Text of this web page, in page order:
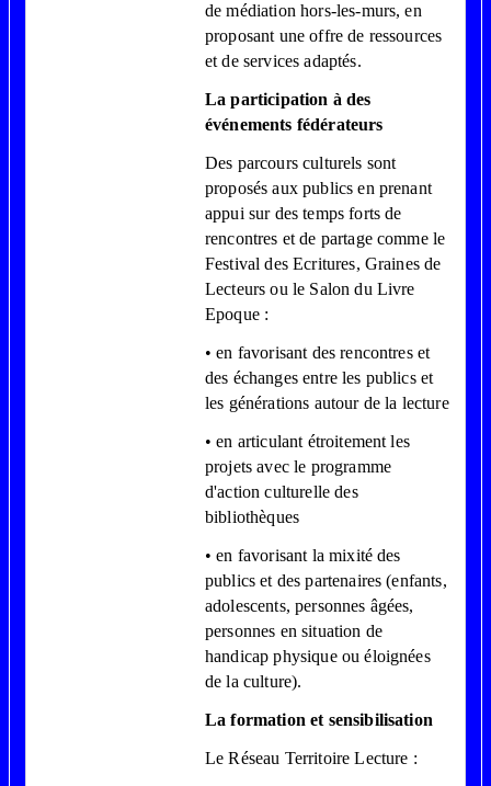
de médiation hors-les-murs, en
proposant une offre de ressources
et de services adaptés.
La participation à des
événements fédérateurs
Des parcours culturels sont
proposés aux publics en prenant
appui sur des temps forts de
rencontres et de partage comme le
Festival des Ecritures, Graines de
Lecteurs ou le Salon du Livre
Epoque :
• en favorisant des rencontres et
des échanges entre les publics et
les générations autour de la lecture
• en articulant étroitement les
projets avec le programme
d'action culturelle des
bibliothèques
• en favorisant la mixité des
publics et des partenaires (enfants,
adolescents, personnes âgées,
personnes en situation de
handicap physique ou éloignées
de la culture).
La formation et sensibilisation
Le Réseau Territoire Lecture :